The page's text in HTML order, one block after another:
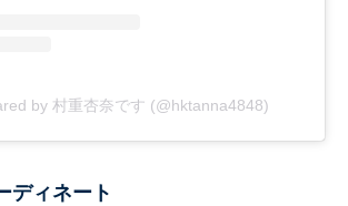
by 村重杏奈です (@hktanna4848)
ディネート